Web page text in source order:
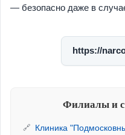
— безопасно даже в
https://
Филиалы и
Клиника